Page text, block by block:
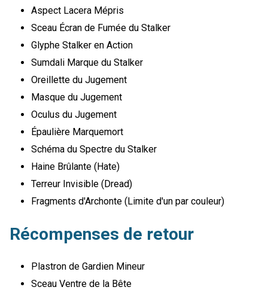
Aspect Lacera Mépris
Sceau Écran de Fumée du Stalker
Glyphe Stalker en Action
Sumdali Marque du Stalker
Oreillette du Jugement
Masque du Jugement
Oculus du Jugement
Épaulière Marquemort
Schéma du Spectre du Stalker
Haine Brûlante (Hate)
Terreur Invisible (Dread)
Fragments d'Archonte (Limite d'un par couleur)
Récompenses de retour
Plastron de Gardien Mineur
Sceau Ventre de la Bête